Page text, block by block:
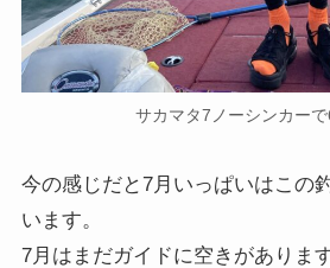
サカマタ7ノーシンカー
今の感じだと7月いっぱいはこの
います。
7月はまだガイドに空きがありま